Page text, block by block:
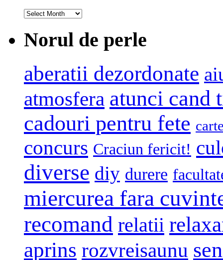
Arhiva
Norul de perle
aberatii dezordonate
atmosfera atunci cand
cadouri pentru fete
concurs Craciun fericit!
diverse diy durere
miercurea fara
recomand relatii
aprins rozvreisaunu